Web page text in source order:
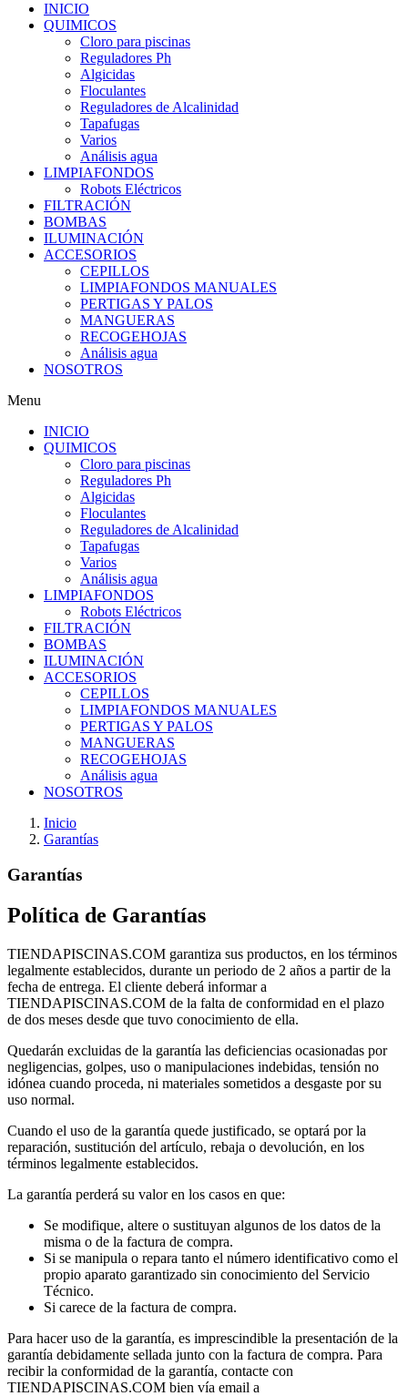
INICIO
QUIMICOS
Cloro para piscinas
Reguladores Ph
Algicidas
Floculantes
Reguladores de Alcalinidad
Tapafugas
Varios
Análisis agua
LIMPIAFONDOS
Robots Eléctricos
FILTRACIÓN
BOMBAS
ILUMINACIÓN
ACCESORIOS
CEPILLOS
LIMPIAFONDOS MANUALES
PERTIGAS Y PALOS
MANGUERAS
RECOGEHOJAS
Análisis agua
NOSOTROS
Menu
INICIO
QUIMICOS
Cloro para piscinas
Reguladores Ph
Algicidas
Floculantes
Reguladores de Alcalinidad
Tapafugas
Varios
Análisis agua
LIMPIAFONDOS
Robots Eléctricos
FILTRACIÓN
BOMBAS
ILUMINACIÓN
ACCESORIOS
CEPILLOS
LIMPIAFONDOS MANUALES
PERTIGAS Y PALOS
MANGUERAS
RECOGEHOJAS
Análisis agua
NOSOTROS
Inicio
Garantías
Garantías
Política de Garantías
TIENDAPISCINAS.COM garantiza sus productos, en los términos
legalmente establecidos, durante un periodo de 2 años a partir de la
fecha de entrega. El cliente deberá informar a
TIENDAPISCINAS.COM de la falta de conformidad en el plazo
de dos meses desde que tuvo conocimiento de ella.
Quedarán excluidas de la garantía las deficiencias ocasionadas por
negligencias, golpes, uso o manipulaciones indebidas, tensión no
idónea cuando proceda, ni materiales sometidos a desgaste por su
uso normal.
Cuando el uso de la garantía quede justificado, se optará por la
reparación, sustitución del artículo, rebaja o devolución, en los
términos legalmente establecidos.
La garantía perderá su valor en los casos en que:
Se modifique, altere o sustituyan algunos de los datos de la
misma o de la factura de compra.
Si se manipula o repara tanto el número identificativo como el
propio aparato garantizado sin conocimiento del Servicio
Técnico.
Si carece de la factura de compra.
Para hacer uso de la garantía, es imprescindible la presentación de la
garantía debidamente sellada junto con la factura de compra. Para
recibir la conformidad de la garantía, contacte con
TIENDAPISCINAS.COM bien vía email a